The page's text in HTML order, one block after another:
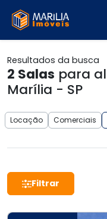
Resultados da busca
2 Salas para
Marília - SP
Locação Comerciais
Filtrar